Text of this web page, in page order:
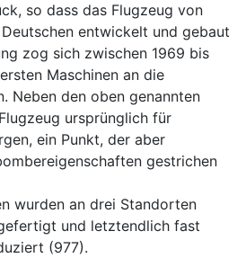
so dass das Flugzeug von
entwickelt und gebaut
zog sich zwischen 1969 bis
Maschinen an die
Neben den oben genannten
ursprünglich für
ein Punkt, der aber
gestrichen
wurden an drei Standorten
und letztendlich fast
(977).